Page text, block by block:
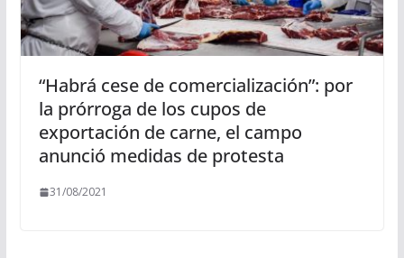
“Habrá cese de comercialización”: por
la prórroga de los cupos de
exportación de carne, el campo
anunció medidas de protesta
31/08/2021